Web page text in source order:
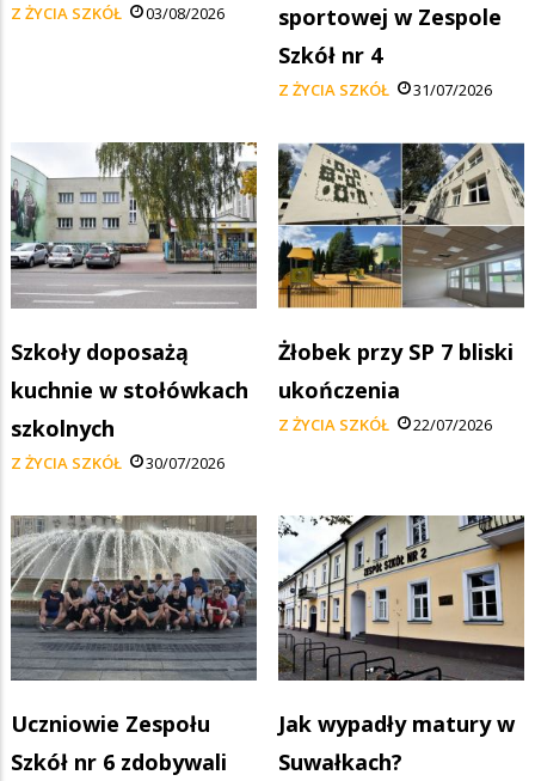
Z ŻYCIA SZKÓŁ 03/08/2026
sportowej w Zespole
Szkół nr 4
Z ŻYCIA SZKÓŁ 31/07/2026
Szkoły doposażą
kuchnie w stołówkach
szkolnych
Z ŻYCIA SZKÓŁ 30/07/2026
Żłobek przy SP 7 bliski
ukończenia
Z ŻYCIA SZKÓŁ 22/07/2026
Uczniowie Zespołu
Szkół nr 6 zdobywali
Jak wypadły matury w
Suwałkach?